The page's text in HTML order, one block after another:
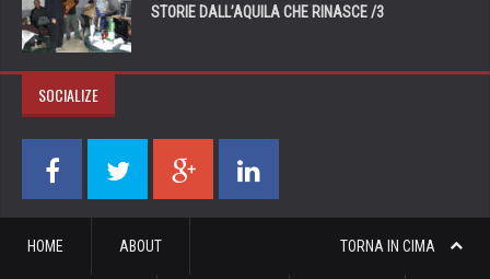
STORIE DALL’AQUILA CHE RINASCE /3
SOCIALIZE
TORNA IN CIMA
HOME ABOUT